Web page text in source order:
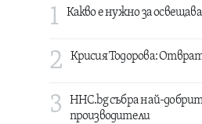
1 Какво е нужно за
2 Крисия Тодорова:
3
HHC.bg събра най-
производители